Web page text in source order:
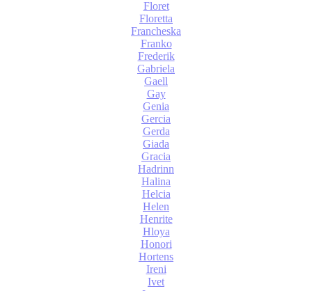
Floret
Floretta
Francheska
Franko
Frederik
Gabriela
Gaell
Gay
Genia
Gercia
Gerda
Giada
Gracia
Hadrinn
Halina
Helcia
Helen
Henrite
Hloya
Honori
Hortens
Ireni
Ivet